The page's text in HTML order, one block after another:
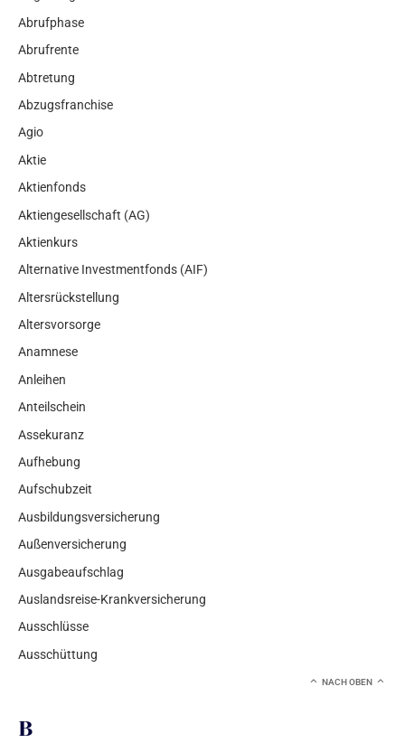
Abrufphase
Abrufrente
Abtretung
Abzugsfranchise
Agio
Aktie
Aktienfonds
Aktiengesellschaft (AG)
Aktienkurs
Alternative Investmentfonds (AIF)
Altersrückstellung
Altersvorsorge
Anamnese
Anleihen
Anteilschein
Assekuranz
Aufhebung
Aufschubzeit
Ausbildungsversicherung
Außenversicherung
Ausgabeaufschlag
Auslandsreise-Krankversicherung
Ausschlüsse
Ausschüttung
NACH OBEN
B